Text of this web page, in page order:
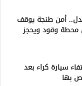
أمن طنجة يوقف
محطة وقود ويحجز
سيارة كراء بعد